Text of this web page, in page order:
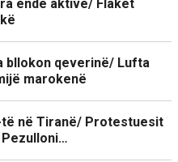
ende aktive/ Flakët
bllokon qeverinë/ Lufta
marokenë
në Tiranë/ Protestuesit